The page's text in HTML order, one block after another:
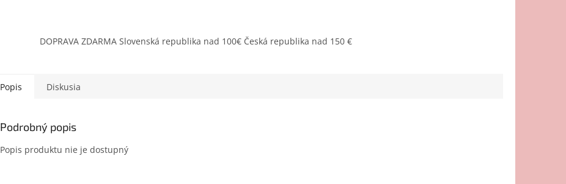
DOPRAVA ZDARMA Slovenská republika nad 100€ Česká republika nad 150 €
Popis Diskusia
Podrobný popis
Popis produktu nie je dostupný